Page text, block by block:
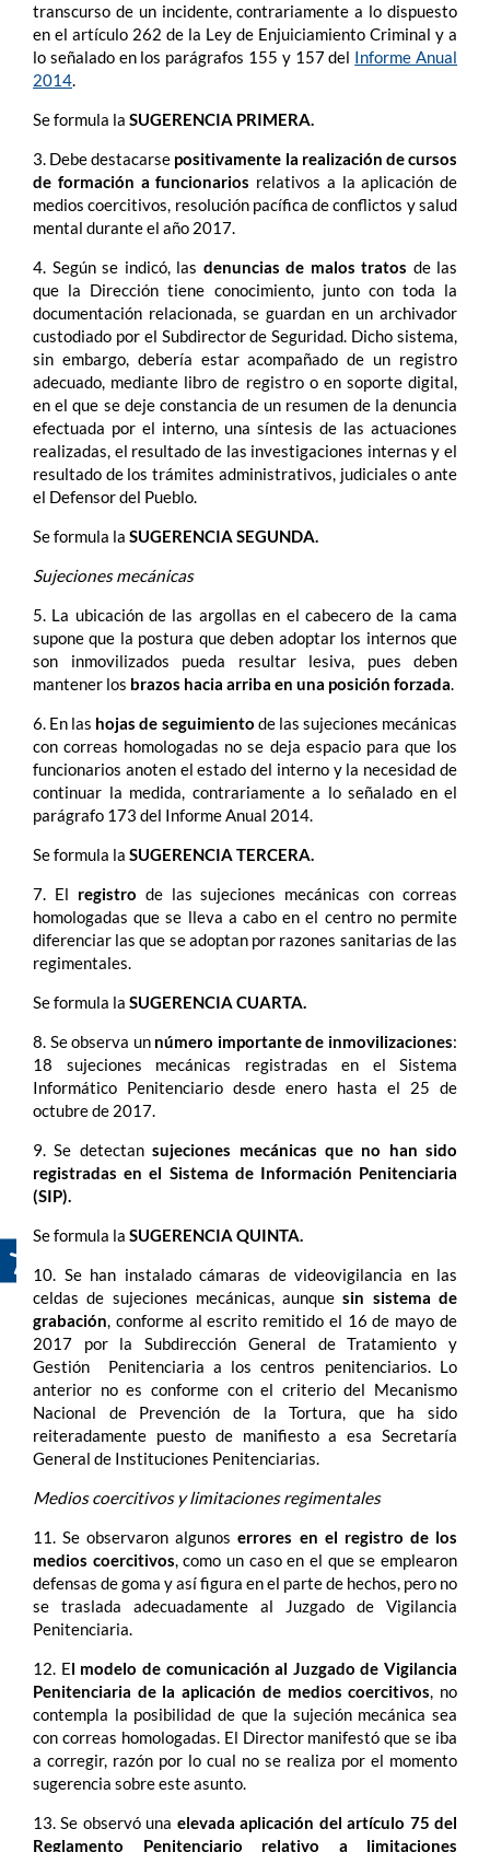
transcurso de un incidente, contrariamente a lo dispuesto
en el artículo 262 de la Ley de Enjuiciamiento Criminal y a
lo señalado en los parágrafos 155 y 157 del Informe Anual
2014.
Se formula la SUGERENCIA PRIMERA.
3. Debe destacarse positivamente la realización de cursos
de formación a funcionarios relativos a la aplicación de
medios coercitivos, resolución pacífica de conflictos y salud
mental durante el año 2017.
4. Según se indicó, las denuncias de malos tratos de las
que la Dirección tiene conocimiento, junto con toda la
documentación relacionada, se guardan en un archivador
custodiado por el Subdirector de Seguridad. Dicho sistema,
sin embargo, debería estar acompañado de un registro
adecuado, mediante libro de registro o en soporte digital,
en el que se deje constancia de un resumen de la denuncia
efectuada por el interno, una síntesis de las actuaciones
realizadas, el resultado de las investigaciones internas y el
resultado de los trámites administrativos, judiciales o ante
el Defensor del Pueblo.
Se formula la SUGERENCIA SEGUNDA.
Sujeciones mecánicas
5. La ubicación de las argollas en el cabecero de la cama
supone que la postura que deben adoptar los internos que
son inmovilizados pueda resultar lesiva, pues deben
mantener los brazos hacia arriba en una posición forzada.
6. En las hojas de seguimiento de las sujeciones mecánicas
con correas homologadas no se deja espacio para que los
funcionarios anoten el estado del interno y la necesidad de
continuar la medida, contrariamente a lo señalado en el
parágrafo 173 del Informe Anual 2014.
Se formula la SUGERENCIA TERCERA.
7. El registro de las sujeciones mecánicas con correas
homologadas que se lleva a cabo en el centro no permite
diferenciar las que se adoptan por razones sanitarias de las
regimentales.
Se formula la SUGERENCIA CUARTA.
8. Se observa un número importante de inmovilizaciones:
18 sujeciones mecánicas registradas en el Sistema
Informático Penitenciario desde enero hasta el 25 de
octubre de 2017.
9. Se detectansujeciones mecánicas que no han sido
registradas en el Sistema de Información Penitenciaria
(SIP).
Se formula la SUGERENCIA QUINTA.
10. Se han instalado cámaras de videovigilancia en las
celdas de sujeciones mecánicas, aunque sin sistema de
grabación, conforme al escrito remitido el 16 de mayo de
2017 por la Subdirección General de Tratamiento y
Gestión Penitenciaria a los centros penitenciarios. Lo
anterior no es conforme con el criterio del Mecanismo
Nacional de Prevención de la Tortura, que ha sido
reiteradamente puesto de manifiesto a esa Secretaría
General de Instituciones Penitenciarias.
Medios coercitivos y limitaciones regimentales
11. Se observaron algunoserrores en el registro de los
medios coercitivos, como un caso en el que se emplearon
defensas de goma y así figura en el parte de hechos, pero no
se traslada adecuadamente al Juzgado de Vigilancia
Penitenciaria.
12. El modelo de comunicación al Juzgado de Vigilancia
Penitenciaria de la aplicación de medios coercitivos, no
contempla la posibilidad de que la sujeción mecánica sea
con correas homologadas. El Director manifestó que se iba
a corregir, razón por lo cual no se realiza por el momento
sugerencia sobre este asunto.
13. Se observó una elevada aplicación del artículo 75 del
Reglamento Penitenciario relativo a limitaciones